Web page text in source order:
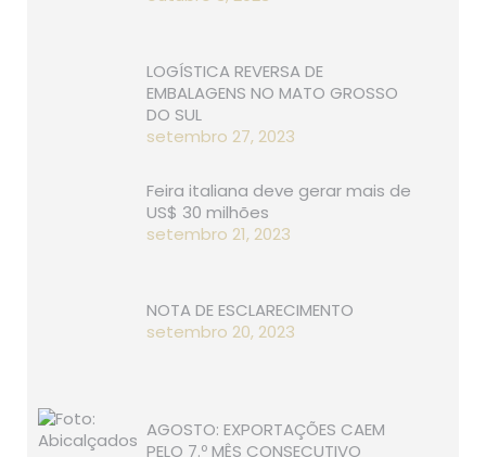
LOGÍSTICA REVERSA DE
EMBALAGENS NO MATO GROSSO
DO SUL
setembro 27, 2023
Feira italiana deve gerar mais de
US$ 30 milhões
setembro 21, 2023
NOTA DE ESCLARECIMENTO
setembro 20, 2023
AGOSTO: EXPORTAÇÕES CAEM
PELO 7.º MÊS CONSECUTIVO